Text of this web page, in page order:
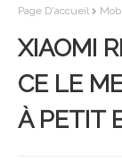
Page D'accueil
XIAOMI
CE LE
À PETIT